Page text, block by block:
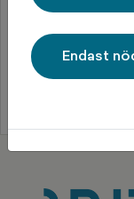
Tyvärr kan inte
t.ex. bero på att
söka.
Endast